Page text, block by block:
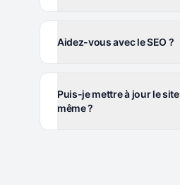
Aidez-vous avec le SEO ?
Puis-je mettre à jour le
même ?